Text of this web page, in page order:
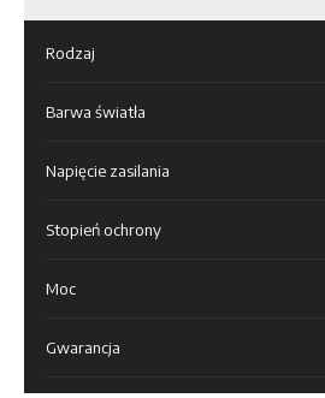
Rodzaj
Barwa światła
Napięcie zasilania
Stopień ochrony
Moc
Gwarancja